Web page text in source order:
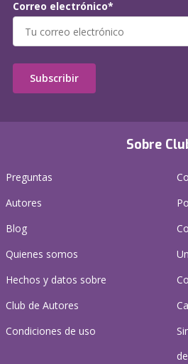
Sobre
Preguntas
Autores
Blog
Quienes somos
Hechos y datos sobre
Club de Autores
Condiciones de uso
Correo electrónico*
Subscribir